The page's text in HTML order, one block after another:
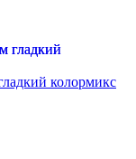
колормикс